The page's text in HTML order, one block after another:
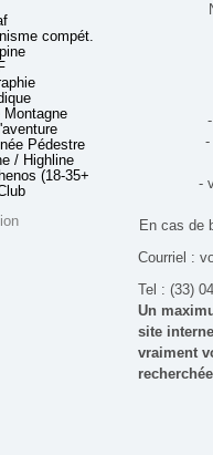
compét.
Pédestre
/ Highline
(18-35+ ans)
-
-
En cas de
Courriel :
Tel : (33)
Un
site
vraiment